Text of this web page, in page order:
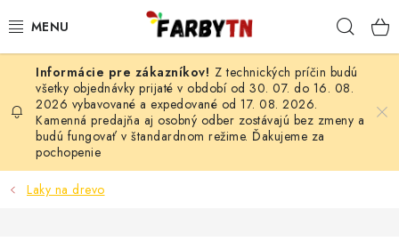
na
FARBY A LAKY
STAVEBNÁ CHÉMIA
MALIARSKE POTREBY
Z technických príčin budú
všetky objednávky prijaté v období od 30. 07. do 16. 08.
2026 vybavované a expedované od 17. 08. 2026.
Kamenná predajňa aj osobný odber zostávajú bez zmeny a
budú fungovať v štandardnom režime. Ďakujeme za
pochopenie
Laky na drevo